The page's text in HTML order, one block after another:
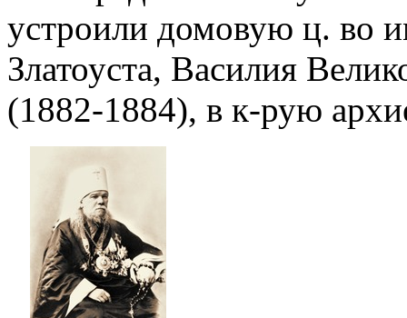
устроили домовую ц. во
Златоуста, Василия
(1882-1884), в к-рую